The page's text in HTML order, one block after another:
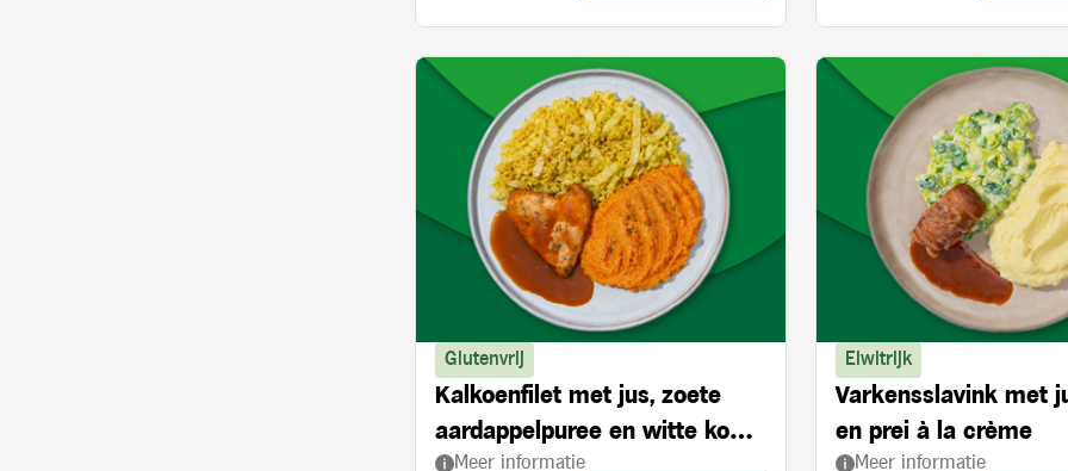
Glutenvrij
Kalkoenfilet met jus, zoete
aardappelpuree en witte kool
Meer informatie
Eiwitrijk
Varkensslavink met
en prei à la crème
Meer informatie